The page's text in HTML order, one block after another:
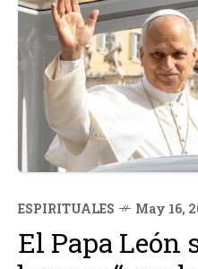
ESPIRITUALES May 16,
El Papa León